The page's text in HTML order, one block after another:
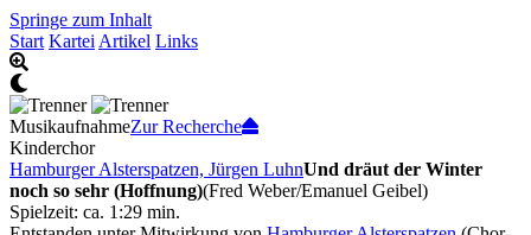
Springe zum Inhalt
Start Kartei Artikel Links
MusikaufnahmeZur Recherche
Kinderchor
Hamburger Alsterspatzen, Jürgen LuhnUnd dräut der Winter
noch so sehr (Hoffnung)(Fred Weber/Emanuel Geibel)
Spielzeit: ca. 1:29 min.